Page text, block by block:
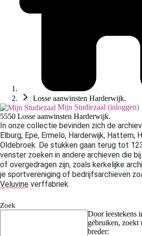
Losse aanwinsten Harderwijk.
Mijn Studiezaal (inloggen)
5550 Losse aanwinsten Harderwijk.
In onze collectie bevinden zich de
Elburg, Epe, Ermelo, Harderwijk, Hattem,
Oldebroek. De stukken gaan terug tot
venster zoeken in andere archieven die
of overgedragen zijn, zoals kerkelijke
je sportvereniging of bedrijfsarchieven
Veluvine verffabriek.
Zoek
Door leestekens
gebruiken, zoekt
breder: